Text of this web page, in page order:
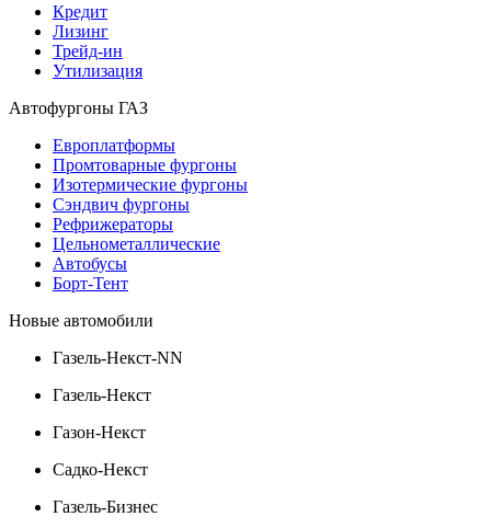
Кредит
Лизинг
Трейд-ин
Утилизация
Автофургоны ГАЗ
Европлатформы
Промтоварные фургоны
Изотермические фургоны
Сэндвич фургоны
Рефрижераторы
Цельнометаллические
Автобусы
Борт-Тент
Новые автомобили
Газель-Некст-NN
Газель-Некст
Газон-Некст
Садко-Некст
Газель-Бизнес